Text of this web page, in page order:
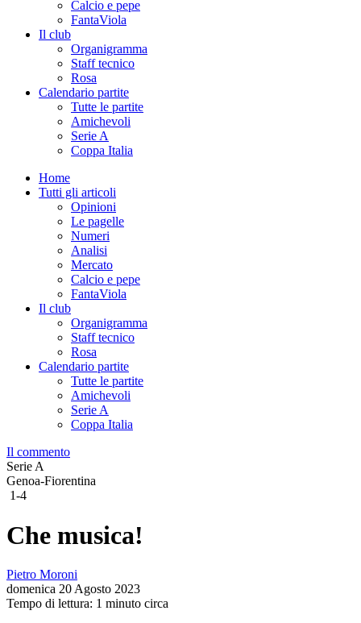
Calcio e pepe
FantaViola
Il club
Organigramma
Staff tecnico
Rosa
Calendario partite
Tutte le partite
Amichevoli
Serie A
Coppa Italia
Home
Tutti gli articoli
Opinioni
Le pagelle
Numeri
Analisi
Mercato
Calcio e pepe
FantaViola
Il club
Organigramma
Staff tecnico
Rosa
Calendario partite
Tutte le partite
Amichevoli
Serie A
Coppa Italia
Il commento
Serie A
Genoa-Fiorentina
1-4
Che musica!
Pietro Moroni
domenica 20 Agosto 2023
Tempo di lettura: 1 minuto circa